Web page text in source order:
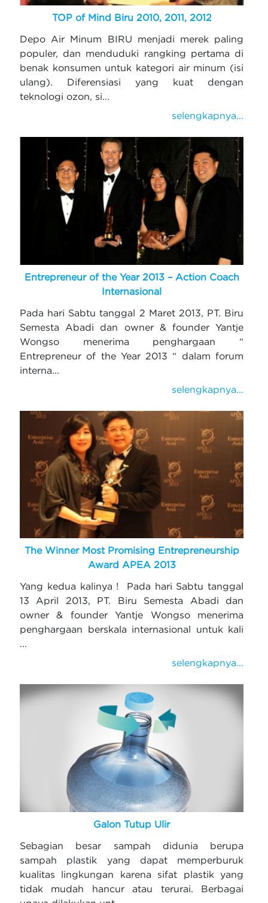
TOP of Mind Biru 2010, 2011, 2012
Depo Air Minum BIRU menjadi merek paling
populer, dan menduduki rangking pertama di
benak konsumen untuk kategori air minum (isi
ulang). Diferensiasi yang kuat dengan
teknologi ozon, si...
selengkapnya...
Entrepreneur of the Year 2013 – Action Coach
Internasional
Pada hari Sabtu tanggal 2 Maret 2013, PT. Biru
Semesta Abadi dan owner & founder Yantje
Wongso menerima penghargaan “
Entrepreneur of the Year 2013 “ dalam forum
interna...
selengkapnya...
The Winner Most Promising Entrepreneurship
Award APEA 2013
Yang kedua kalinya ! Pada hari Sabtu tanggal
13 April 2013, PT. Biru Semesta Abadi dan
owner & founder Yantje Wongso menerima
penghargaan berskala internasional untuk kali
...
selengkapnya...
Galon Tutup Ulir
Sebagian besar sampah didunia berupa
sampah plastik yang dapat memperburuk
kualitas lingkungan karena sifat plastik yang
tidak mudah hancur atau terurai. Berbagai